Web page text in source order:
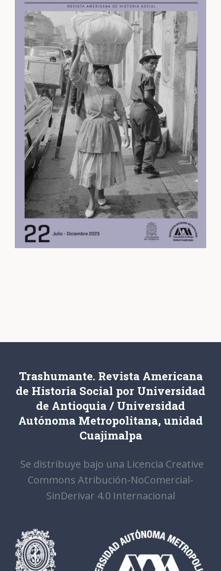
Trashumante. Revista Americana
de Historia Social por Universidad
de Antioquia / Universidad
Autónoma Metropolitana, unidad
Cuajimalpa
Se distribuye bajo una Licencia Creative
Commons Atribución-NoComercial-
SinDerivar 4.0 Internacional